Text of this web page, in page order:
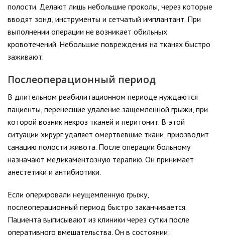
полости. Делают лишь небольшие проколы, через которые
вводят зонд, инструменты и сетчатый имплантант. При
выполнении операции не возникает обильных
кровотечений. Небольшие повреждения на тканях быстро
заживают.
Послеоперационный период
В длительном реабилитационном периоде нуждаются
пациенты, перенесшие удаление защемленной грыжи, при
которой возник некроз тканей и перитонит. В этой
ситуации хирург удаляет омертвевшие ткани, приозводит
санацию полости живота. После операции больному
назначают медикаментозную терапию. Он принимает
анестетики и антибиотики.
Если оперировали неущемленную грыжу,
послеоперационный период быстро заканчивается.
Пациента выписывают из клиники через сутки после
оперативного вмешательства. Он в состоянии: